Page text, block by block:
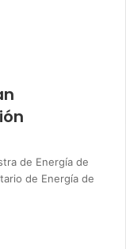
de Energía de
de Energía de